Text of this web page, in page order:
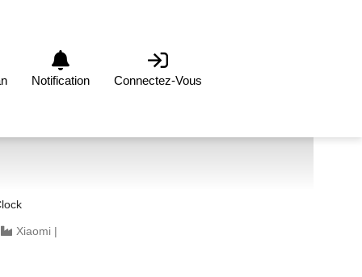
Notification Connectez-Vous
Xiaomi |